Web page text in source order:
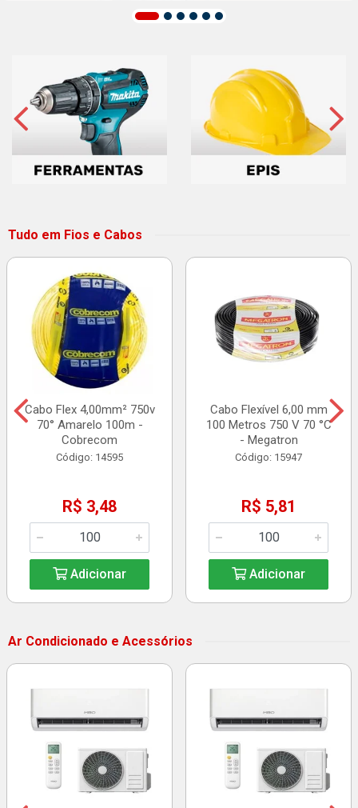
Tudo em Fios e Cabos
Cabo Flex 4,00mm² 750v
70° Amarelo 100m -
Cobrecom
Código: 14595
R$ 3,48
Adicionar
Cabo Flexível 6,00 mm
100 Metros 750 V 70 °C
- Megatron
Código: 15947
R$ 5,81
Adicionar
Ar Condicionado e Acessórios